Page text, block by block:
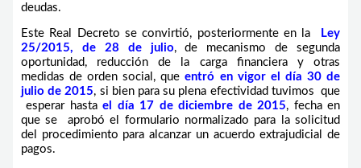
deudas.
Este Real Decreto se convirtió, posteriormente en la
Ley
25/2015, de 28 de julio, de mecanismo de segunda
oportunidad, reducción de la carga financiera y otras
medidas de orden social, queentró en vigor el día 30 de
julio de 2015, si bien para su plena efectividad tuvimos que
esperar hastael día 17 de diciembre de 2015, fecha en
que se aprobó el formulario normalizado para la solicitud
del procedimiento para alcanzar un acuerdo extrajudicial de
pagos.